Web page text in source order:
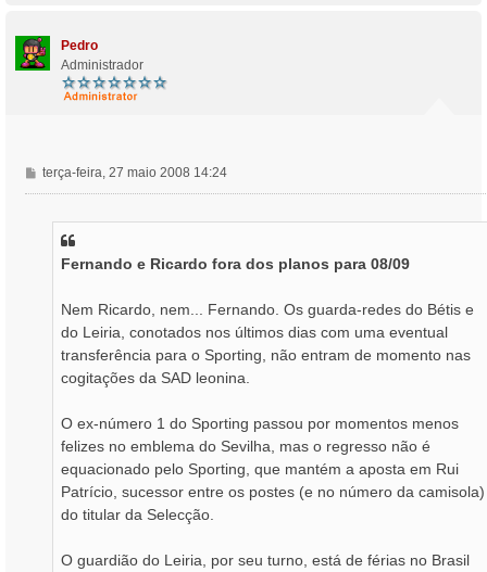
Pedro
Administrador
M
e
terça-feira, 27 maio 2008 14:24
Fernando e Ricardo fora dos planos para 08/09
Nem Ricardo, nem... Fernando. Os guarda-redes do Bétis e
do Leiria, conotados nos últimos dias com uma eventual
transferência para o Sporting, não entram de momento nas
cogitações da SAD leonina.
O ex-número 1 do Sporting passou por momentos menos
felizes no emblema do Sevilha, mas o regresso não é
equacionado pelo Sporting, que mantém a aposta em Rui
Patrício, sucessor entre os postes (e no número da camisola)
do titular da Selecção.
O guardião do Leiria, por seu turno, está de férias no Brasil